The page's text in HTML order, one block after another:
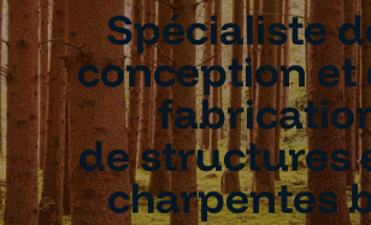
Spécialiste
conception et
de structures
charpentes